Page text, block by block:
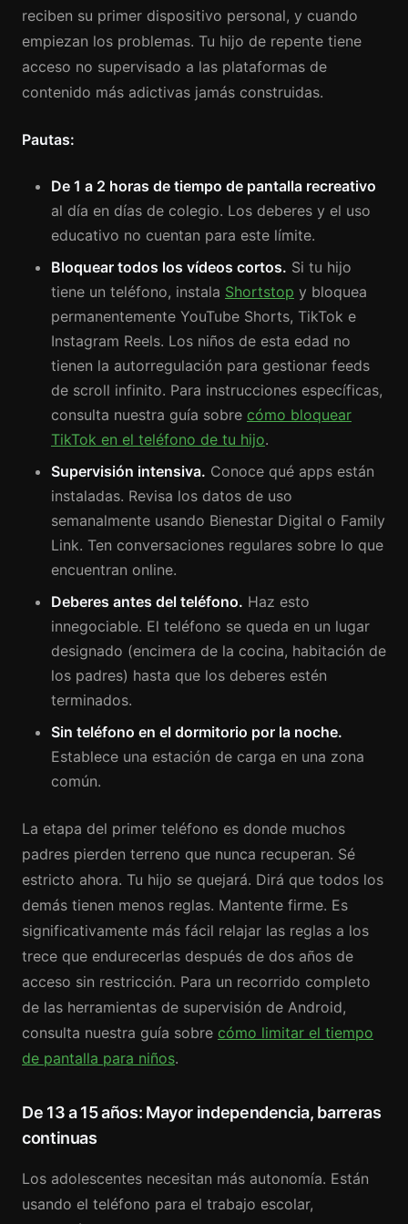
reciben su primer dispositivo personal, y cuando
empiezan los problemas. Tu hijo de repente tiene
acceso no supervisado a las plataformas de
contenido más adictivas jamás construidas.
Pautas:
De 1 a 2 horas de tiempo de pantalla recreativo
al día en días de colegio. Los deberes y el uso
educativo no cuentan para este límite.
Bloquear todos los vídeos cortos. Si tu hijo
tiene un teléfono, instala Shortstop y bloquea
permanentemente YouTube Shorts, TikTok e
Instagram Reels. Los niños de esta edad no
tienen la autorregulación para gestionar feeds
de scroll infinito. Para instrucciones específicas,
consulta nuestra guía sobre cómo bloquear
TikTok en el teléfono de tu hijo.
Supervisión intensiva. Conoce qué apps están
instaladas. Revisa los datos de uso
semanalmente usando Bienestar Digital o Family
Link. Ten conversaciones regulares sobre lo que
encuentran online.
Deberes antes del teléfono. Haz esto
innegociable. El teléfono se queda en un lugar
designado (encimera de la cocina, habitación de
los padres) hasta que los deberes estén
terminados.
Sin teléfono en el dormitorio por la noche.
Establece una estación de carga en una zona
común.
La etapa del primer teléfono es donde muchos
padres pierden terreno que nunca recuperan. Sé
estricto ahora. Tu hijo se quejará. Dirá que todos los
demás tienen menos reglas. Mantente firme. Es
significativamente más fácil relajar las reglas a los
trece que endurecerlas después de dos años de
acceso sin restricción. Para un recorrido completo
de las herramientas de supervisión de Android,
consulta nuestra guía sobre cómo limitar el tiempo
de pantalla para niños.
De 13 a 15 años: Mayor independencia, barreras
continuas
Los adolescentes necesitan más autonomía. Están
usando el teléfono para el trabajo escolar,